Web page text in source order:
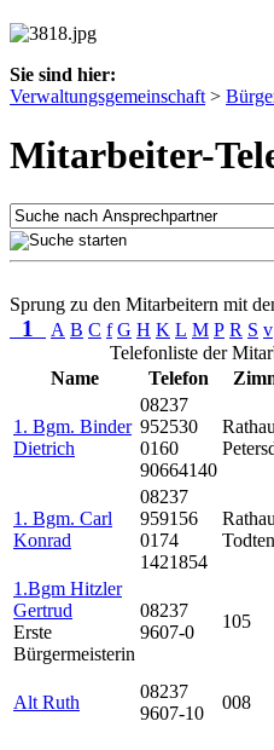
Sie sind hier:
Verwaltungsgemeinschaft >
Mitarbeiter-
Sprung zu den Mitarbeitern mit
1 A B C f G H K L M P R S v
Telefonliste der
Name
Telefon
1. Bgm. Binder
Dietrich
08237
952530
0160
90664140
1. Bgm. Carl
Konrad
08237
959156
0174
1421854
1.Bgm Hitzler
Gertrud
Erste
Bürgermeisterin
08237
9607-0
105
Alt Ruth
08237
9607-10
008